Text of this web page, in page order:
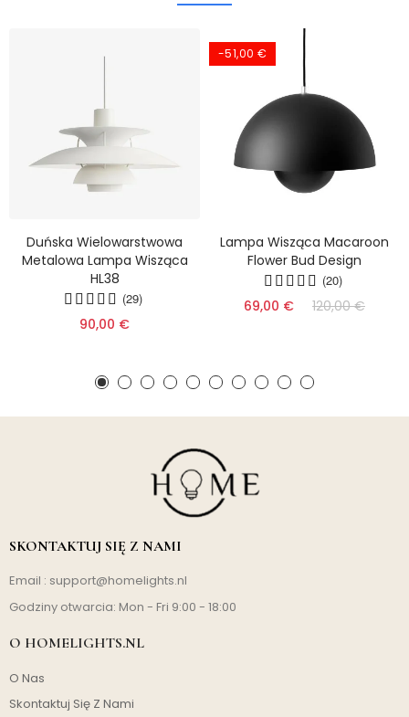
Duńska Wielowarstwowa
Metalowa Lampa Wisząca
HL38
(29)
90,00 €
-51,00 €
Lampa Wisząca Macaroon
Flower Bud Design
(20)
69,00 € 120,00 €
SKONTAKTUJ SIĘ Z NAMI
Email : support@homelights.nl
Godziny otwarcia: Mon - Fri 9:00 - 18:00
O HOMELIGHTS.NL
O Nas
Skontaktuj Się Z Nami